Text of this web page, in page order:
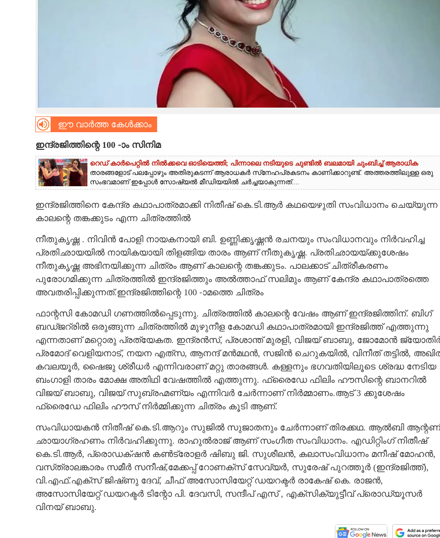
CARTOONS
LITERATURE
ഈ വാർത്ത കേൾക്കാം
ഇന്ദ്രജിത്തിന്റെ 100 -ാം സിനിമ
റെഡ് കാർപെറ്റിൽ നിൽക്കവെ ഓടിയെത്തി; പിന്നാലെ നടിയുടെ ചുണ്ടിൽ ബലമായി ചുംബിച്ച് ആരാധിക
താരങ്ങളോട് പലപ്പോഴും അതിരുകടന്ന് ആരാധകർ സ്‌നേഹപ്രകടനം കാണിക്കാറുണ്ട്. അത്തരത്തിലുള്ള ഒരു
സംഭവമാണ് ഇപ്പോൾ സോഷ്യൽ മീഡിയയിൽ ചർച്ചയാകുന്നത്....
ഇന്ദ്രജിത്തിനെ കേന്ദ്ര കഥാപാത്രമാക്കി നിതീഷ് കെ.ടി.ആർ കഥയെഴുതി സംവിധാനം ചെയ്യുന്ന
കാലന്റെ തങ്കക്കുടം എന്ന ചിത്രത്തിൽ
നീതുകൃഷ്ണ . നിവിൻ പോളി നായകനായി ബി. ഉണ്ണിക്കൃഷ്ണൻ രചനയും സംവിധാനവും നിർവഹിച്ച
പ്രതിഛായയിൽ നായികയായി തിളങ്ങിയ താരം ആണ് നീതുകൃഷ്ണ. പ്രതിഛായയ്ക്കുശേഷം
നീതുകൃഷ്ണ അഭിനയിക്കുന്ന ചിത്രം ആണ് കാലന്റെ തങ്കക്കുടം. പാലക്കാട് ചിത്രീകരണം
പുരോഗമിക്കുന്ന ചിത്രത്തിൽ ഇന്ദ്രജിത്തും അൽത്താഫ് സലിമും ആണ് കേന്ദ്ര കഥാപാത്രത്തെ
അവതരിപ്പിക്കുന്നത്.ഇന്ദ്രജിത്തിന്റെ 100 -ാമത്തെ ചിത്രം
ഫാന്റസി കോമഡി ഗണത്തിൽപ്പെടുന്നു. ചിത്രത്തിൽ കാലന്റെ വേഷം ആണ് ഇന്ദ്രജിത്തിന്. ബിഗ്
ബഡ്ജറ്രിൽ ഒരുങ്ങുന്ന ചിത്രത്തിൽ മുഴുനീള കോമഡി കഥാപാത്രമായി ഇന്ദ്രജിത്ത് എത്തുന്നു
എന്നതാണ് മറ്റൊരു പ്രത്യേകത. ഇന്ദ്രൻസ്, പ്രശാന്ത് മുരളി, വിജയ് ബാബു, ജോമോൻ
പ്രമോദ് വെളിയനാട്, നയന എത്‌സ, ആനന്ദ് മൻമഥൻ, സജിൻ ചെറുകയിൽ, വിനീത് തട്ടിൽ,
കവലയൂർ, ഷൈജു ശ്രീധർ എന്നിവരാണ് മറ്റു താരങ്ങൾ. കള്ളനും ഭഗവതിയിലൂടെ ശ്രദ്ധ നേടിയ
ബംഗാളി താരം മോക്ഷ അതിഥി വേഷത്തിൽ എത്തുന്നു. ഫ്രൈഡേ ഫിലിം ഹൗസിന്റെ ബാനറിൽ
വിജയ് ബാബു, വിജയ് സുബ്രഹ്മണ്യം എന്നിവർ ചേർന്നാണ് നിർമ്മാണം.ആട് 3 ക്കുശേഷം
ഫ്രൈഡേ ഫിലിം ഹൗസ് നിർമ്മിക്കുന്ന ചിത്രം കൂടി ആണ്.
സംവിധായകൻ നിതീഷ് കെ.ടി.ആറും സുജിൽ സുജാതനും ചേർന്നാണ് തിരക്കഥ. ആൽബി
ഛായാഗ്രഹണം നിർവഹിക്കുന്നു. രാഹുൽരാജ് ആണ് സംഗീത സംവിധാനം. എഡിറ്റിംഗ് നിതീഷ്
കെ.ടി.ആർ, പ്രൊഡക്‌ഷൻ കൺട്രോളർ ഷിബു ജി. സുശീലൻ, കലാസംവിധാനം മനീഷ് മോഹൻ,
വസ്‌ത്രാലങ്കാരം സമീർ സനീഷ്,മേക്കപ്പ് റോണക്സ് സേവ്യർ, സുരേഷ് പുറത്തൂർ (ഇന്ദ്രജിത്ത്),
വി.എഫ്.എക്സ് ജിഷ്‌ണു ദേവ്, ചീഫ് അസോസിയേറ്റ് ഡയറക്ടർ രാകേഷ് കെ. രാജൻ,
അസോസിയേറ്റ് ഡയറക്ടർ ടിന്റോ പി. ദേവസി, സന്ദീപ് എസ് , എക്സിക്യുട്ടീവ് പ്രൊഡ്യൂസർ
വിനയ് ബാബു.
Share this link